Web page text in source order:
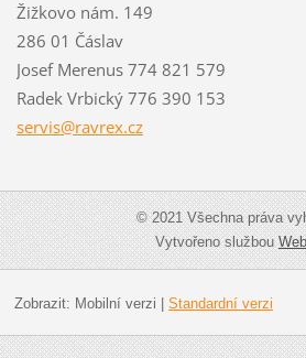
Žižkovo nám. 149
286 01 Čáslav
Josef Merenus 774 821 579
Radek Vrbický 776 390 153
servis@ravrex.cz
© 2021 Všechna práva
Vytvořeno službou
Zobrazit: Mobilní verzi | Standardní verzi